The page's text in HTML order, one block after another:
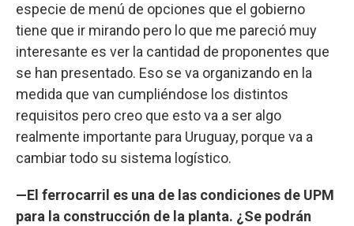
especie de menú de opciones que el gobierno
tiene que ir mirando pero lo que me pareció muy
interesante es ver la cantidad de proponentes que
se han presentado. Eso se va organizando en la
medida que van cumpliéndose los distintos
requisitos pero creo que esto va a ser algo
realmente importante para Uruguay, porque va a
cambiar todo su sistema logístico.
—El ferrocarril es una de las condiciones de UPM
para la construcción de la planta. ¿Se podrán